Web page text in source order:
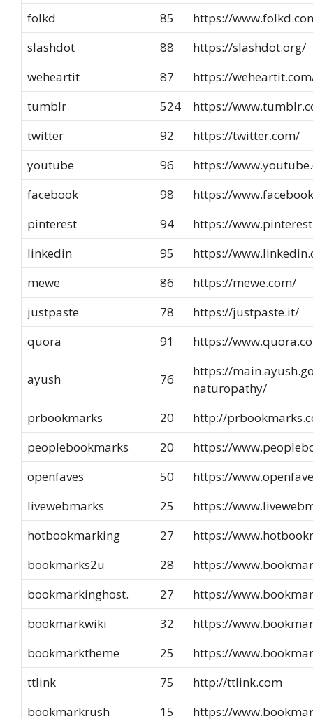
folkd
85
https://
slashdot
88
https://slashdot.org/
weheartit
87
https://
tumblr
524
https://
twitter
92
https://twitter.com/
youtube
96
https://
facebook
98
https://
pinterest
94
https://
linkedin
95
https://
mewe
86
https://mewe.com/
justpaste
78
https://justpaste.it/
quora
91 https://
ayush 76
https://
naturopathy/
prbookmarks
20
http://
peoplebookmarks
20
https://
openfaves
50
https://
livewebmarks
25
https://
hotbookmarking
27
https://
bookmarks2u
28
https://
bookmarkinghost.
27
https://
bookmarkwiki
32
https://
bookmarktheme
25
https://
ttlink
75
http://ttlink.com
bookmarkrush
15 https://